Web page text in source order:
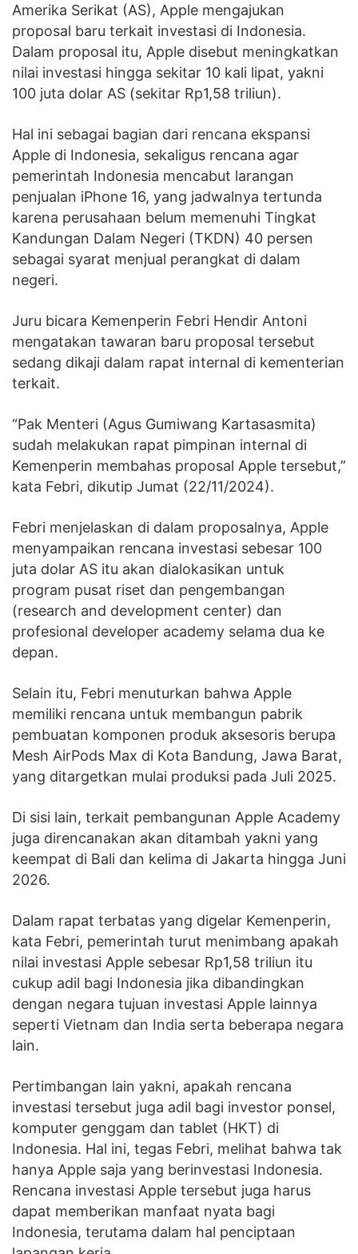
Amerika Serikat (AS), Apple mengajukan
proposal baru terkait investasi di Indonesia.
Dalam proposal itu, Apple disebut meningkatkan
nilai investasi hingga sekitar 10 kali lipat, yakni
100 juta dolar AS (sekitar Rp1,58 triliun).
Hal ini sebagai bagian dari rencana ekspansi
Apple di Indonesia, sekaligus rencana agar
pemerintah Indonesia mencabut larangan
penjualan iPhone 16, yang jadwalnya tertunda
karena perusahaan belum memenuhi Tingkat
Kandungan Dalam Negeri (TKDN) 40 persen
sebagai syarat menjual perangkat di dalam
negeri.
Juru bicara Kemenperin Febri Hendir Antoni
mengatakan tawaran baru proposal tersebut
sedang dikaji dalam rapat internal di kementerian
terkait.
“Pak Menteri (Agus Gumiwang Kartasasmita)
sudah melakukan rapat pimpinan internal di
Kemenperin membahas proposal Apple tersebut,”
kata Febri, dikutip Jumat (22/11/2024).
Febri menjelaskan di dalam proposalnya, Apple
menyampaikan rencana investasi sebesar 100
juta dolar AS itu akan dialokasikan untuk
program pusat riset dan pengembangan
(research and development center) dan
profesional developer academy selama dua ke
depan.
Selain itu, Febri menuturkan bahwa Apple
memiliki rencana untuk membangun pabrik
pembuatan komponen produk aksesoris berupa
Mesh AirPods Max di Kota Bandung, Jawa Barat,
yang ditargetkan mulai produksi pada Juli 2025.
Di sisi lain, terkait pembangunan Apple Academy
juga direncanakan akan ditambah yakni yang
keempat di Bali dan kelima di Jakarta hingga Juni
2026.
Dalam rapat terbatas yang digelar Kemenperin,
kata Febri, pemerintah turut menimbang apakah
nilai investasi Apple sebesar Rp1,58 triliun itu
cukup adil bagi Indonesia jika dibandingkan
dengan negara tujuan investasi Apple lainnya
seperti Vietnam dan India serta beberapa negara
lain.
Pertimbangan lain yakni, apakah rencana
investasi tersebut juga adil bagi investor ponsel,
komputer genggam dan tablet (HKT) di
Indonesia. Hal ini, tegas Febri, melihat bahwa tak
hanya Apple saja yang berinvestasi Indonesia.
Rencana investasi Apple tersebut juga harus
dapat memberikan manfaat nyata bagi
Indonesia, terutama dalam hal penciptaan